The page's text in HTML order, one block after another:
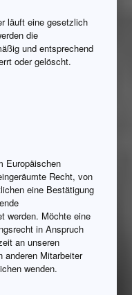
läuft eine gesetzlich
die
und entsprechend
oder gelöscht.
Europäischen
Recht, von
eine Bestätigung
werden. Möchte eine
in Anspruch
an unseren
anderen Mitarbeiter
wenden.